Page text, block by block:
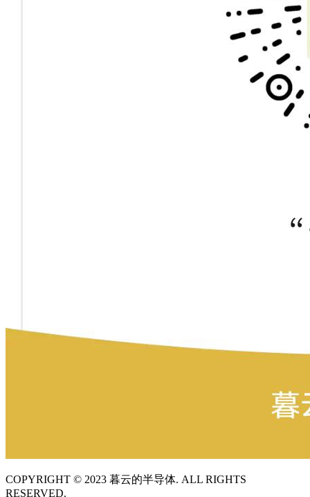
COPYRIGHT © 2023 暮云的半导体. ALL RIGHTS
RESERVED.